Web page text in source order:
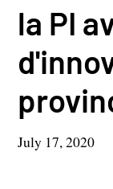
la PI
July 17, 2020